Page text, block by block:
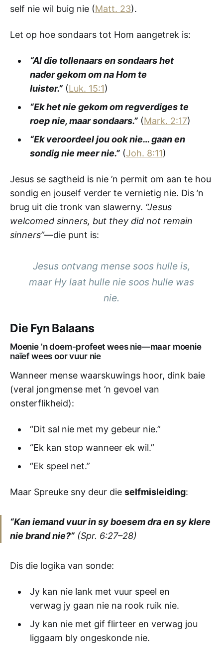
self nie wil buig nie (Matt. 23).
Let op hoe sondaars tot Hom aangetrek is:
“Al die tollenaars en sondaars het
nader gekom om na Hom te
luister.”(Luk. 15:1)
“Ek het nie gekom om regverdiges te
roep nie, maar sondaars.”(Mark. 2:17)
“Ek veroordeel jou ook nie… gaan en
sondig nie meer nie.”(Joh. 8:11)
Jesus se sagtheid is nie ’n permit om aan te hou
sondig en jouself verder te vernietig nie. Dis ’n
brug uit die tronk van slawerny. “Jesus
welcomed sinners, but they did not remain
sinners”—die punt is:
Jesus ontvang mense soos hulle is,
maar Hy laat hulle nie soos hulle was
nie.
Die Fyn Balaans
Moenie ’n doem-profeet wees nie—maar moenie
naïef wees oor vuur nie
Wanneer mense waarskuwings hoor, dink baie
(veral jongmense met ’n gevoel van
onsterflikheid):
“Dit sal nie met my gebeur nie.”
“Ek kan stop wanneer ek wil.”
“Ek speel net.”
Maar Spreuke sny deur die selfmisleiding:
“Kan iemand vuur in sy boesem dra en sy klere
nie brand nie?” (Spr. 6:27–28)
Dis die logika van sonde:
Jy kan nie lank met vuur speel en
verwag jy gaan nie na rook ruik nie.
Jy kan nie met gif flirteer en verwag jou
liggaam bly ongeskonde nie.